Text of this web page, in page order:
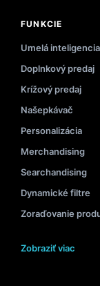
FUNKCIE
Umelá inteligencia
Doplnkový predaj
Krížový predaj
Našepkávač
Personalizácia
Merchandising
Searchandising
Dynamické filtre
Zoraďovanie
Zobraziť viac